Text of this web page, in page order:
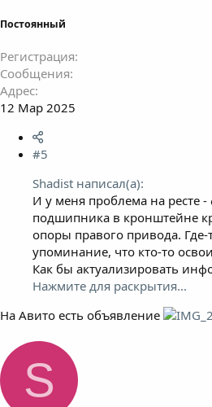
Постоянный
Регистрация
Сообщения
Адрес
12 Мар 2025
#5
Shadist написал(а):
И у меня проблема на ресте
подшипника в кронштейне
опоры правого привода. Где-
упоминание, что кто-то
Как бы актуализировать
Нажмите для раскрытия...
На Авито есть объявление
S